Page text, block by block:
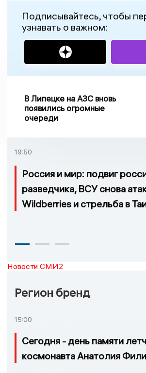
Подписывайтесь, чтобы
узнавать о важном:
В Липецке на АЗС вновь
появились огромные
очереди
19:50
Россия и мир: подвиг
разведчика, ВСУ снова
Wildberries и стрельба в
Новости СМИ2
Регион бренд
15:00
Сегодня - день памяти
космонавта Анатолия